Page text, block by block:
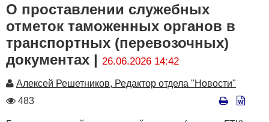
О проставлении служебных
отметок таможенных органов в
транспортных (перевозочных)
документах | 26.06.2026 14:42
Автор
Алексей Решетников, Редактор отдела "Новости"
Количество
483